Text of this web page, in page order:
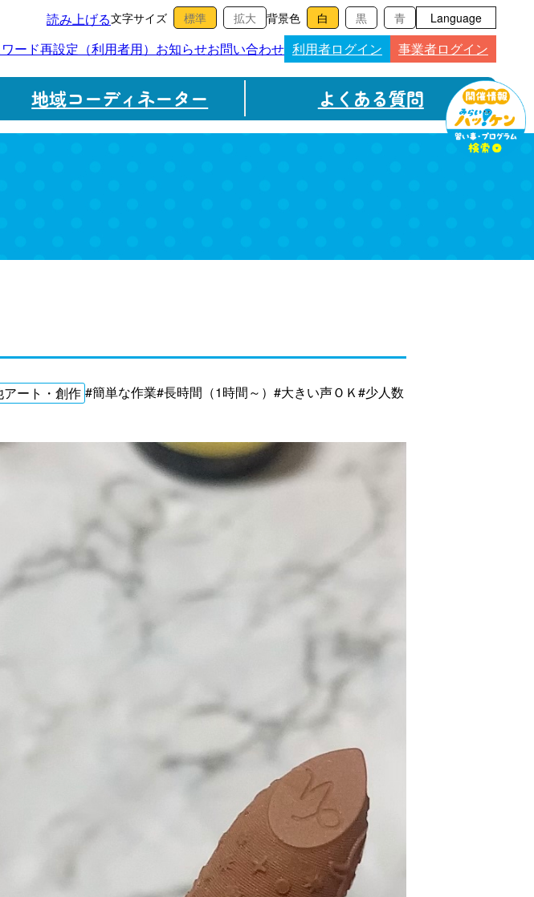
読み上げる文字サイズ 背景色 Language
ード再設定（利用者用） お知らせお問い合わせ 利用者ログイン 事業者ログイン
地域コーディネーター よくある質問
アート・創作 #簡単な作業#長時間（1時間～） #大きい声ＯＫ#少人数